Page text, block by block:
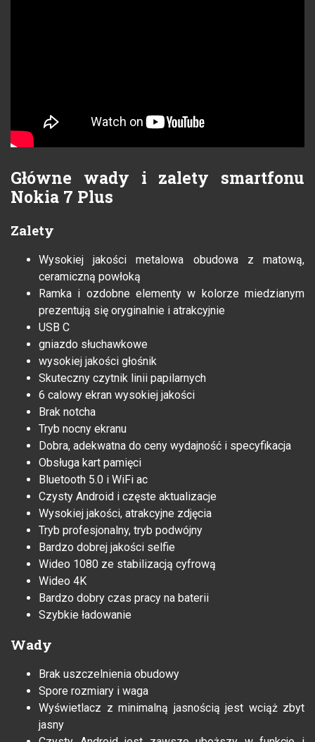
Główne wady i zalety smartfonu
Nokia 7 Plus
Zalety
Wysokiej jakości metalowa obudowa z matową,
ceramiczną powłoką
Ramka i ozdobne elementy w kolorze miedzianym
prezentują się oryginalnie i atrakcyjnie
USB C
gniazdo słuchawkowe
wysokiej jakości głośnik
Skuteczny czytnik linii papilarnych
6 calowy ekran wysokiej jakości
Brak notcha
Tryb nocny ekranu
Dobra, adekwatna do ceny wydajność i specyfikacja
Obsługa kart pamięci
Bluetooth 5.0 i WiFi ac
Czysty Android i częste aktualizacje
Wysokiej jakości, atrakcyjne zdjęcia
Tryb profesjonalny, tryb podwójny
Bardzo dobrej jakości selfie
Wideo 1080 ze stabilizacją cyfrową
Wideo 4K
Bardzo dobry czas pracy na baterii
Szybkie ładowanie
Wady
Brak uszczelnienia obudowy
Spore rozmiary i waga
Wyświetlacz z minimalną jasnością jest wciąż zbyt
jasny